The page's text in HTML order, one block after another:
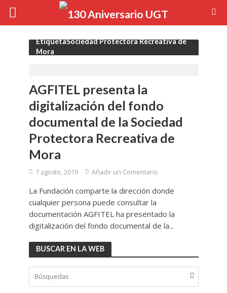
EtiquetaSociedad Protectora Recreativa de
Mora
AGFITEL presenta la
digitalización del fondo
documental de la Sociedad
Protectora Recreativa de
Mora
7 agosto, 2019 Añadir un Comentario
La Fundación comparte la dirección donde
cualquier persona puede consultar la
documentación AGFITEL ha presentado la
digitalización del fondo documental de la...
BUSCAR EN LA WEB